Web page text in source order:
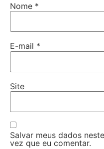
Nome *
E-mail *
Site
Salvar meus dados
vez que eu comentar.